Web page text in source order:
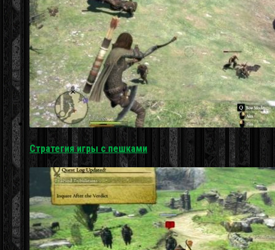
Стратегия игры с пешками